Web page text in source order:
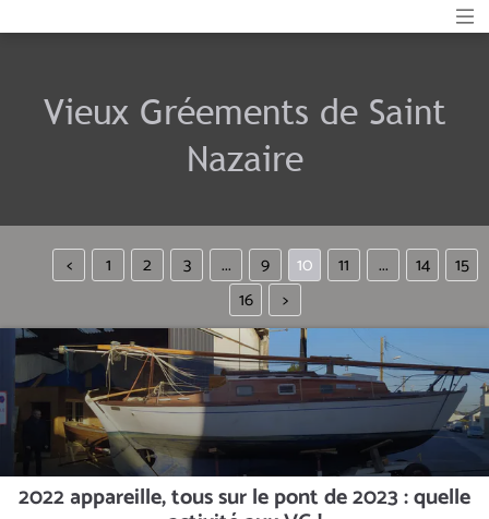
Vieux Gréements de Saint
Nazaire
< 1 2 3 ... 9 10 11 ... 14
15
16
>
2022 appareille, tous sur le pont de 2023 : quelle